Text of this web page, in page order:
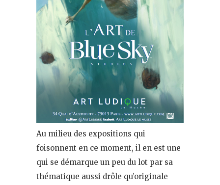
Au milieu des expositions qui
foisonnent en ce moment, il en est une
qui se démarque un peu du lot par sa
thématique aussi drôle qu’originale